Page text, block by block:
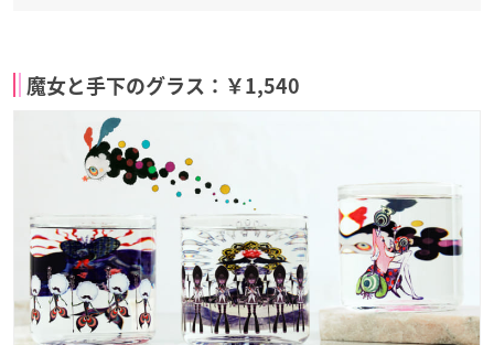
魔女と手下のグラス：￥1,540